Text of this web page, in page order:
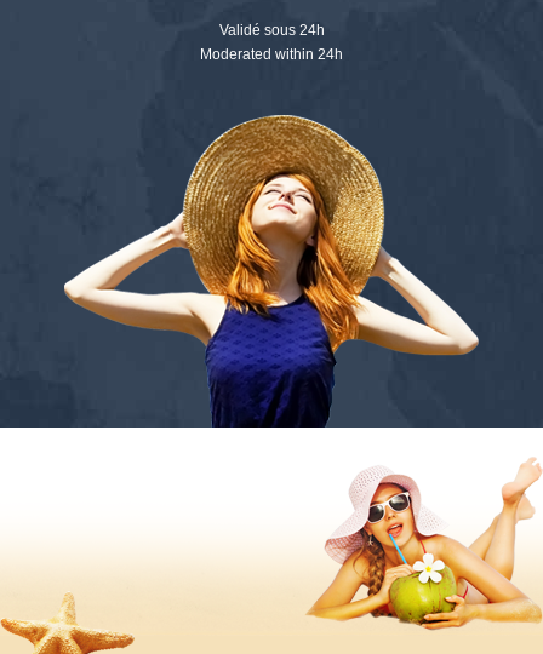
Validé sous 24h
Moderated within 24h